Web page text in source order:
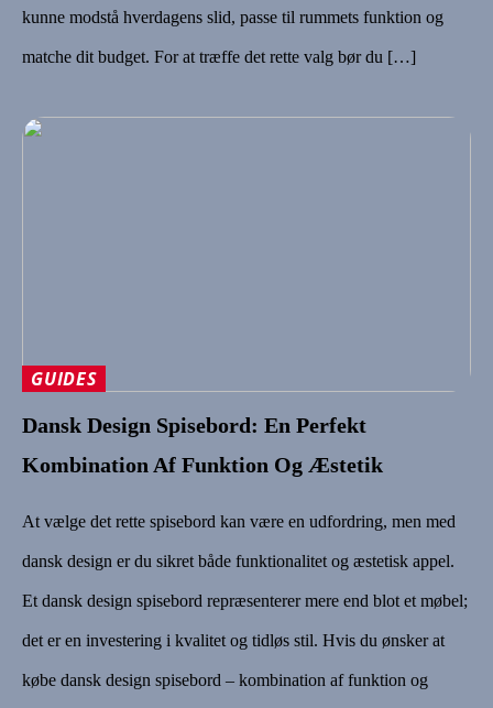
kunne modstå hverdagens slid, passe til rummets funktion og
matche dit budget. For at træffe det rette valg bør du […]
GUIDES
Dansk Design Spisebord: En Perfekt
Kombination Af Funktion Og Æstetik
At vælge det rette spisebord kan være en udfordring, men med
dansk design er du sikret både funktionalitet og æstetisk appel.
Et dansk design spisebord repræsenterer mere end blot et møbel;
det er en investering i kvalitet og tidløs stil. Hvis du ønsker at
købe dansk design spisebord – kombination af funktion og